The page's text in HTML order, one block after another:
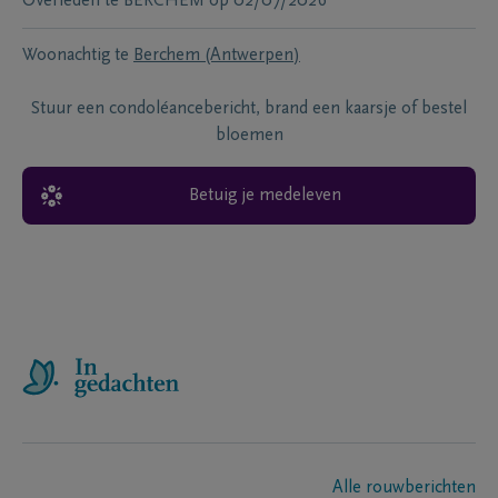
Woonachtig te Berchem (Antwerpen)
Stuur een condoléancebericht, brand een kaarsje of bestel
bloemen
Betuig je medeleven
Alle rouwberichten